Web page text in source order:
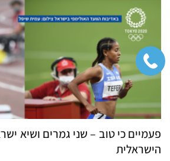
פעמיים כי טוב – שני גמרים ושיא
הישראלית